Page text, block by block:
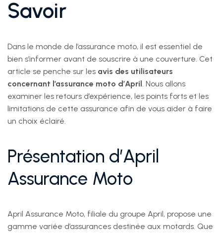
Savoir
Dans le monde de l’assurance moto, il est essentiel de
bien s’informer avant de souscrire à une couverture. Cet
article se penche sur les avis des utilisateurs
concernant l’assurance moto d’April . Nous allons
examiner les retours d’expérience, les points forts et les
limitations de cette assurance afin de vous aider à faire
un choix éclairé.
Présentation d’April
Assurance Moto
April Assurance Moto, filiale du groupe April, propose une
gamme variée d’assurances destinée aux motards. Que